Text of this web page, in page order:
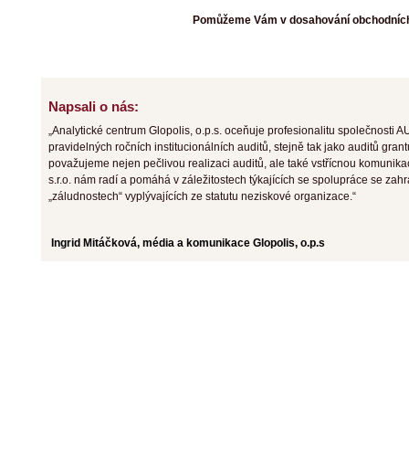
Pomůžeme Vám v dosahování
Napsali o nás:
„Analytické centrum Glopolis, o.p.s. oceňuje profesionalitu společnosti
pravidelných ročních institucionálních auditů, stejně tak jako auditů
považujeme nejen pečlivou realizaci auditů, ale také vstřícnou
s.r.o. nám radí a pomáhá v záležitostech týkajících se spolupráce se
„záludnostech“ vyplývajících ze statutu neziskové organizace.“
Ingrid Mitáčková, média a komunikace Glopolis, o.p.s